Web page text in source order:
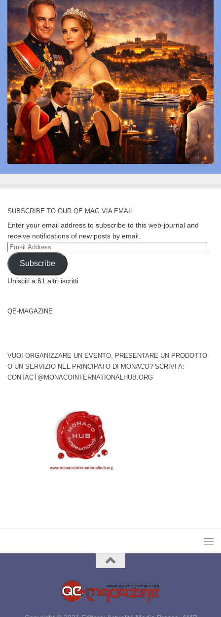
SUBSCRIBE TO OUR QE MAG VIA EMAIL
Enter your email address to subscribe to this web-journal and
receive notifications of new posts by email.
Email
Address
Subscribe
Unisciti a 61 altri iscritti
QE-MAGAZINE
VUOI ORGANIZZARE UN EVENTO, PRESENTARE UN PRODOTTO
O UN SERVIZIO NEL PRINCIPATO DI MONACO? SCRIVI A:
CONTACT@MONACOINTERNATIONALHUB.ORG